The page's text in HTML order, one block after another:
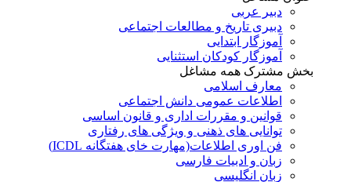
دبير عربی
دبیری تاریخ و مطالعات اجتماعی
آموزگار ابتدایی
آموزگار کودکان استثنایی
بخش مشترک همه مشاغل
معارف اسلامی
اطلاعات عمومی دانش اجتماعی
قوانین و مقررات اداری و قانون اساسی
توانایی های ذهنی و ویژگی های رفتاری
فن اوری اطلاعات(مهارت خای هفتگانه ICDL)
زبان و ادبیات فارسی
زبان انگلیسی